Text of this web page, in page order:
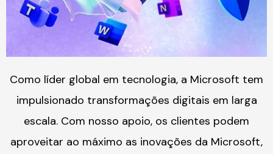
Como líder global em tecnologia, a Microsoft tem
impulsionado transformações digitais em larga
escala. Com nosso apoio, os clientes podem
aproveitar ao máximo as inovações da Microsoft,